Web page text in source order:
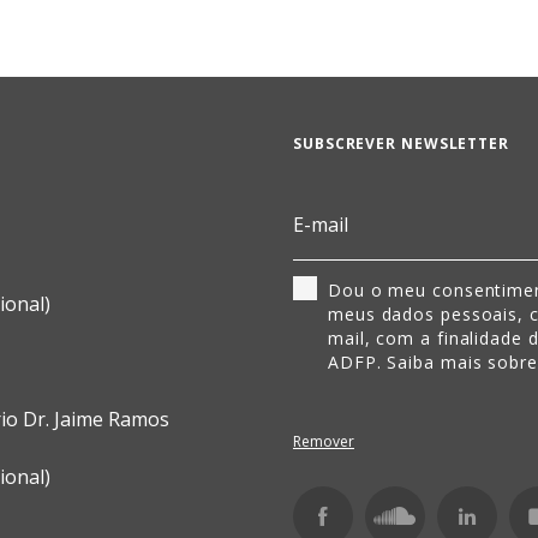
Dr. Jaime Ramos
SUBSCREVER NEWSLETTER
Dou o meu
meus dados pessoais,
mail, com a finalidade
ADFP. Saiba mais
Remover